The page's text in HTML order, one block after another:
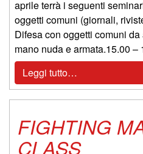
aprile terrà i seguenti
oggetti comuni (giornali,
Difesa con oggetti comuni
mano nuda e armata.15.00
Leggi tutto…
FIGHTING
CLASS